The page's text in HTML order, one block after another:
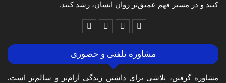
کنند و در مسیر فهم عمیق‌تر روان انسان، رشد کنند.
مشاوره تلفنی و حضوری
مشاوره گرفتن، تلاشی برای داشتن زندگی آرام‌تر و سالم‌تر است.